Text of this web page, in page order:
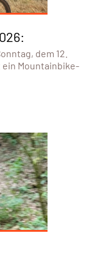
dem 12.
Mountainbike-